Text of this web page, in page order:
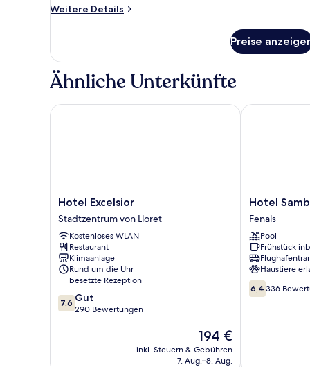
Weitere Details
Weitere
Preise
Ähnliche Unterkünfte
Hotel
Excelsior
Stadtzentrum
von
Lloret
Hotel Excelsior
Stadtzentrum von Lloret
Kostenloses WLAN
Restaurant
Klimaanlage
Rund um die Uhr
besetzte Rezeption
7.6
von
7,6 Gut
290 Bewertungen
Der
Preis
beträgt
194 €
inkl. Steuern & Gebühren
7. Aug.–8. Aug.
Hotel Excelsior
Hotel
Samba
Fenals
Hotel
Fenals
Pool
Frühstück
Haustiere
6.4
von
6,4 336
Hotel Samba